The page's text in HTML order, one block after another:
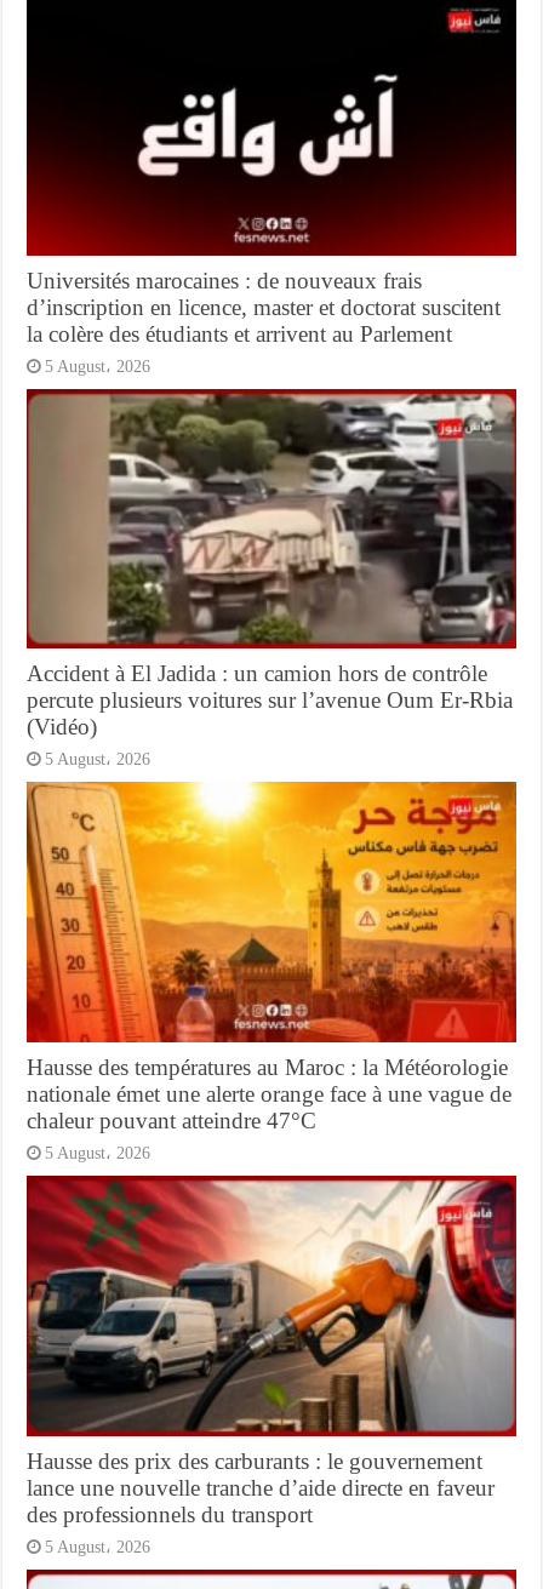
Universités marocaines : de nouveaux frais
d’inscription en licence, master et doctorat suscitent
la colère des étudiants et arrivent au Parlement
5 August، 2026
Accident à El Jadida : un camion hors de contrôle
percute plusieurs voitures sur l’avenue Oum Er-Rbia
(Vidéo)
5 August، 2026
Hausse des températures au Maroc : la Météorologie
nationale émet une alerte orange face à une vague de
chaleur pouvant atteindre 47°C
5 August، 2026
Hausse des prix des carburants : le gouvernement
lance une nouvelle tranche d’aide directe en faveur
des professionnels du transport
5 August، 2026